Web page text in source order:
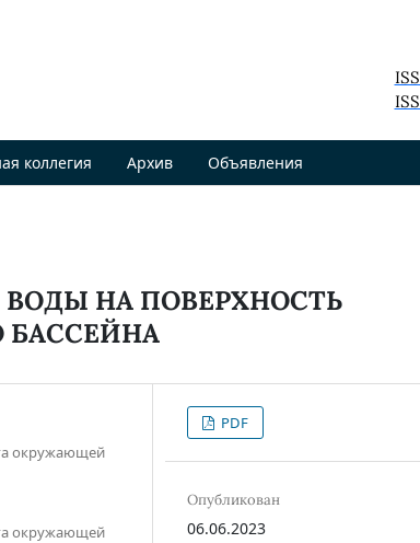
коллегия Архив Объявления
НА ПОВЕРХНОСТЬ
БАССЕЙНА
окружающей
окружающей
PDF
Опубликован
06.06.2023